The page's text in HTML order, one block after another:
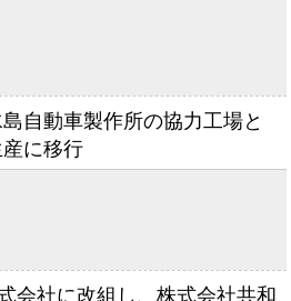
自動車製作所の協力工場と
に移行
会社に改組し、株式会社共和